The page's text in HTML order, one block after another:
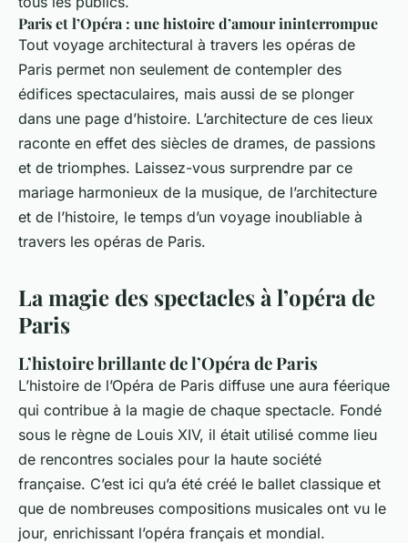
Paris et l’Opéra : une histoire d’amour ininterrompue
Tout voyage architectural à travers les opéras de
Paris permet non seulement de contempler des
édifices spectaculaires, mais aussi de se plonger
dans une page d’histoire. L’architecture de ces lieux
raconte en effet des siècles de drames, de passions
et de triomphes. Laissez-vous surprendre par ce
mariage harmonieux de la musique, de l’architecture
et de l’histoire, le temps d’un voyage inoubliable à
travers les opéras de Paris.
La magie des spectacles à l’opéra de
Paris
L’histoire brillante de l’Opéra de Paris
L’histoire de l’Opéra de Paris diffuse une aura féerique
qui contribue à la magie de chaque spectacle. Fondé
sous le règne de Louis XIV, il était utilisé comme lieu
de rencontres sociales pour la haute société
française. C’est ici qu’a été créé le ballet classique et
que de nombreuses compositions musicales ont vu le
jour, enrichissant l’opéra français et mondial.